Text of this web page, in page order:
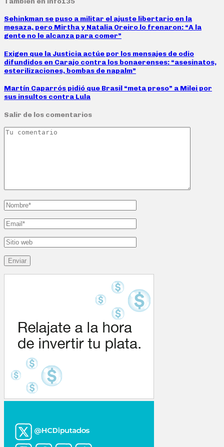
Sehinkman se puso a militar el ajuste libertario en la
mesaza, pero Mirtha y Natalia Oreiro lo frenaron: “A la
gente no le alcanza para comer”
Exigen que la Justicia actúe por los mensajes de odio
difundidos en Carajo contra los bonaerenses: “asesinatos,
esterilizaciones, bombas de napalm”
Martín Caparrós pidió que Brasil “meta preso” a Milei por
sus insultos contra Lula
Salir de los comentarios